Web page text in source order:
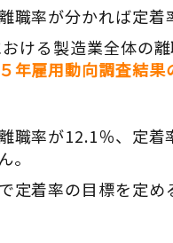
職率が分かれば定着
ける製造業全体の
年雇用動向調査結果
職率が12.1％、定
。
定着率の目標を定め